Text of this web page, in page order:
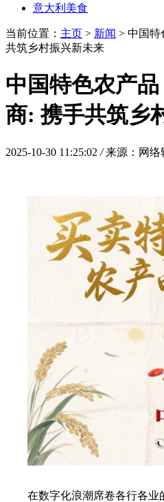
意大利美食
当前位置： 主页 > 新闻 > 中国特
共筑乡村振兴新未来
中国特色农产
商: 携手共筑乡
2025-10-30 11:25:02 / 来源：网络
在数字化浪潮席卷各行各业